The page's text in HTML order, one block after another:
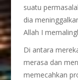
suatu
dia
Allah I
Di antara
merasa dan
memecahkan